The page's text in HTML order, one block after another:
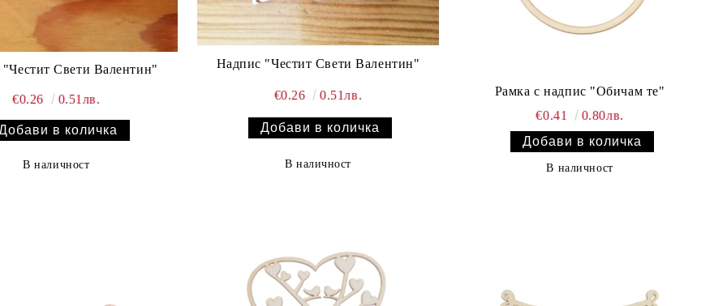
Свети Валентин"
€0.26 0.51лв.
В наличност
Надпис "Честит Свети Валентин"
€0.26 0.51лв.
В наличност
Рамка с надпис "Обичам те"
€0.41
0.80лв.
В наличност